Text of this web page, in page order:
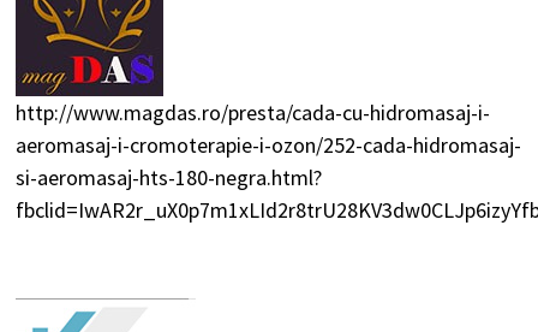
http://www.magdas.ro/presta/cada-cu-hidromasaj-i-
aeromasaj-i-cromoterapie-i-ozon/252-cada-hidromasaj-
si-aeromasaj-hts-180-negra.html?